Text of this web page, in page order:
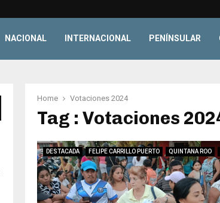
NACIONAL INTERNACIONAL PENÍNSULAR
Home Votaciones 2024
Tag : Votaciones
DESTACADA FELIPE CARRILLO PUERTO QUINTANA ROO